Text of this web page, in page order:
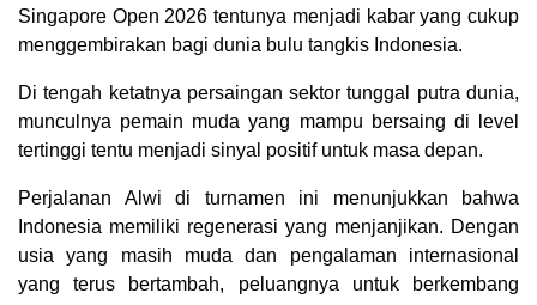
Singapore Open 2026 tentunya menjadi kabar yang cukup
menggembirakan bagi dunia bulu tangkis Indonesia.
Di tengah ketatnya persaingan sektor tunggal putra dunia,
munculnya pemain muda yang mampu bersaing di level
tertinggi tentu menjadi sinyal positif untuk masa depan.
Perjalanan Alwi di turnamen ini menunjukkan bahwa
Indonesia memiliki regenerasi yang menjanjikan. Dengan
usia yang masih muda dan pengalaman internasional
yang terus bertambah, peluangnya untuk berkembang